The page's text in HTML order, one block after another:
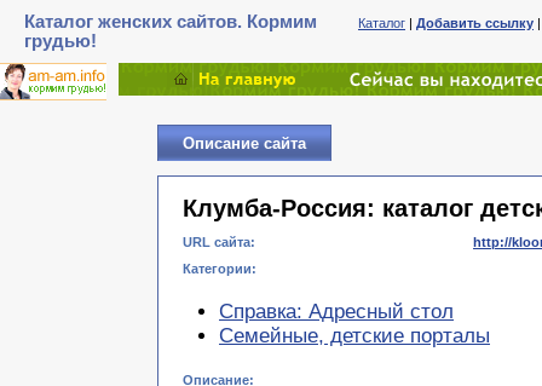
Каталог женских сайтов. Кормим
грудью!
Каталог | Добавить ссылку
Описание сайта
Клумба-Россия: каталог
URL сайта:
http://
Категории:
Справка: Адресный стол
Семейные, детские порталы
Описание: